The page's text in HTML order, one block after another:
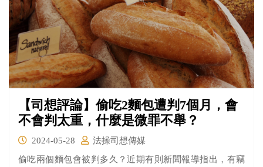
【司想評論】偷吃2麵包遭判7個月，會
不會判太重，什麼是微罪不舉？
2024-05-28
法操司想傳媒
偷吃兩個麵包會被判多久？近期有則新聞報導指出，有竊